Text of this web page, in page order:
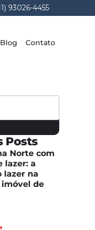
93026-4455
Blog Contato
Posts
Norte com
lazer: a
lazer na
de